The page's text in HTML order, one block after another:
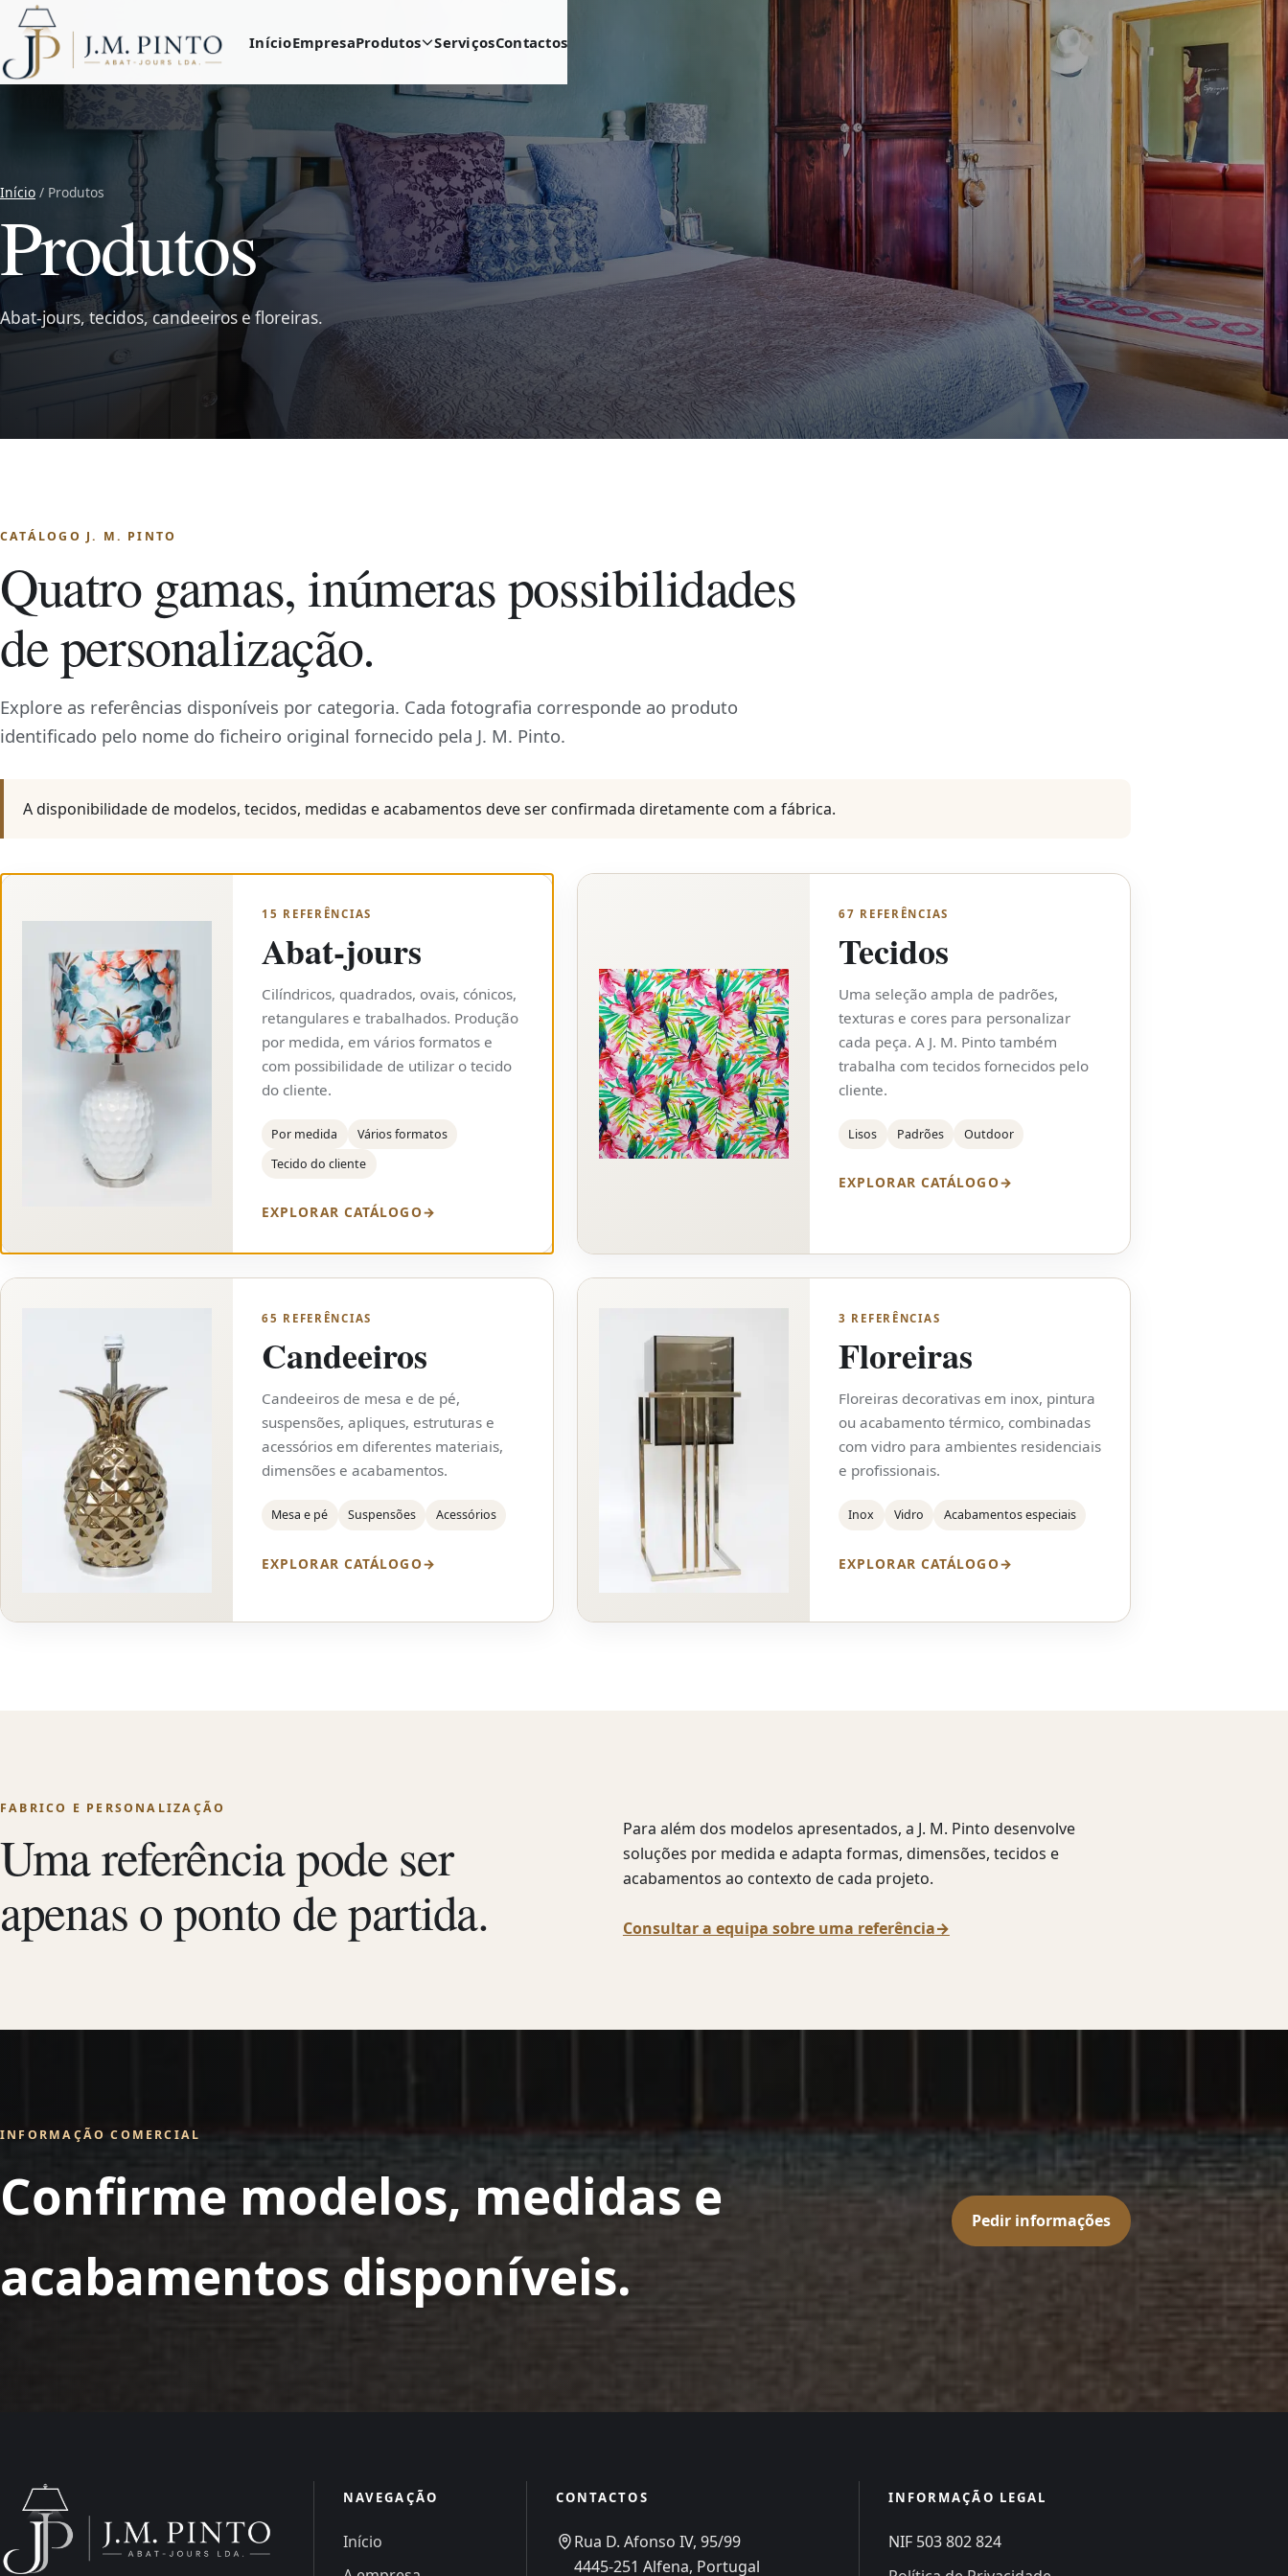
InícioEmpresaProdutos ServiçosContactos
Início / Produtos
Produtos
Abat-jours, tecidos, candeeiros e floreiras.
CATÁLOGO J. M. PINTO
Quatro gamas, inúmeras possibilidades
de personalização.
Explore as referências disponíveis por categoria. Cada fotografia corresponde ao produto
identificado pelo nome do ficheiro original fornecido pela J. M. Pinto.
A disponibilidade de modelos, tecidos, medidas e acabamentos deve ser confirmada diretamente com a fábrica.
15 REFERÊNCIAS
Abat-jours
Cilíndricos, quadrados, ovais, cónicos,
retangulares e trabalhados. Produção
por medida, em vários formatos e
com possibilidade de utilizar o tecido
do cliente.
Por medida
Vários formatos
Tecido do cliente
EXPLORAR CATÁLOGO→
67 REFERÊNCIAS
Tecidos
Uma seleção ampla de padrões,
texturas e cores para personalizar
cada peça. A J. M. Pinto também
trabalha com tecidos fornecidos pelo
cliente.
Lis​os Padrões Outdoor
EXPLORAR CATÁLOGO→
65 REFERÊNCIAS
Candeeiros
Candeeiros de mesa e de pé,
suspensões, apliques, estruturas e
acessórios em diferentes materiais,
dimensões e acabamentos.
Mesa e pé Suspensões Acessórios
EXPLORAR CATÁLOGO→
3 REFERÊNCIAS
Floreiras
Floreiras decorativas em inox, pintura
ou acabamento térmico, combinadas
com vidro para ambientes residenciais
e profissionais.
Inox Vidro Acabamentos especiais
EXPLORAR CATÁLOGO→
FABRICO E PERSONALIZAÇÃO
Uma referência pode ser
apenas o ponto de partida.
Para além dos modelos apresentados, a J. M. Pinto desenvolve
soluções por medida e adapta formas, dimensões, tecidos e
acabamentos ao contexto de cada projeto.
Consultar a equipa sobre uma referência→
INFORMAÇÃO COMERCIAL
Confirme modelos, medidas e
acabamentos disponíveis.
Pedir informações
NAVEGAÇÃO
Início
CONTACTOS
Rua D. Afonso IV, 95/99
4445-251 Alfena, Portugal
INFORMAÇÃO LEGAL
NIF 503 802 824